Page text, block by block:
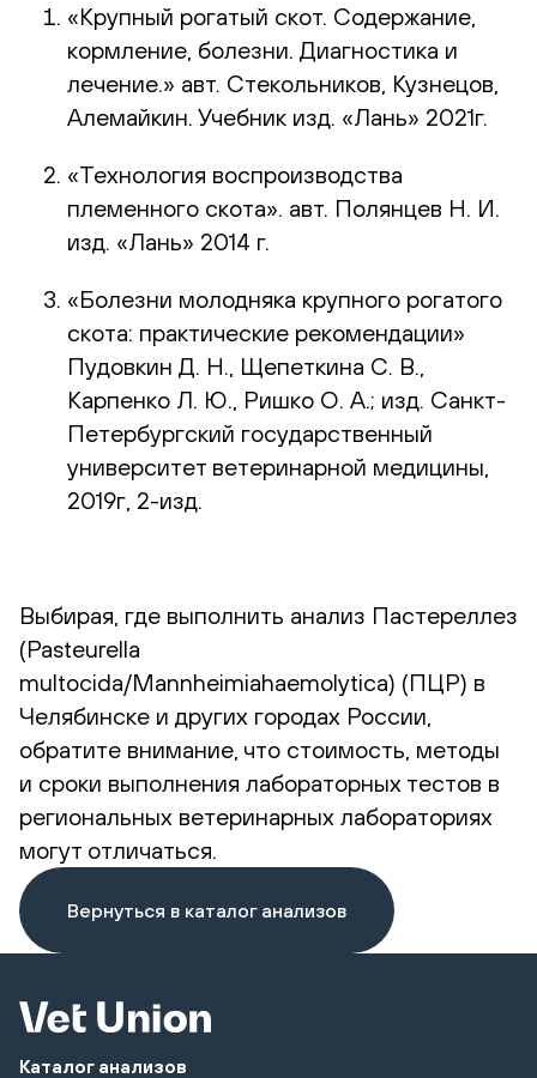
«Крупный рогатый скот. Содержание,
кормление, болезни. Диагностика и
лечение.» авт. Стекольников, Кузнецов,
Алемайкин. Учебник изд. «Лань» 2021г.
«Технология воспроизводства
племенного скота». авт. Полянцев Н. И.
изд. «Лань» 2014 г.
«Болезни молодняка крупного рогатого
скота: практические рекомендации»
Пудовкин Д. Н., Щепеткина С. В.,
Карпенко Л. Ю., Ришко О. А.; изд. Санкт-
Петербургский государственный
университет ветеринарной медицины,
2019г, 2-изд.
Выбирая, где выполнить анализ Пастереллез
(Pasteurella
multocida/Mannheimiahaemolytica) (ПЦР) в
Челябинске и других городах России,
обратите внимание, что стоимость, методы
и сроки выполнения лабораторных тестов в
региональных ветеринарных лабораториях
могут отличаться.
Вернуться в каталог анализов
Каталог анализов